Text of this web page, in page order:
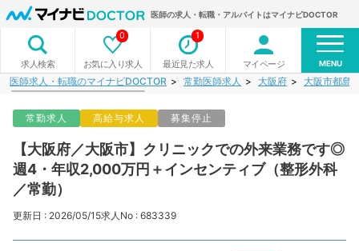
医師の求人・転職・アルバイトはマイナビDOCTOR
求人検索 お気に入り求人
0
最近見た求人
1
マイページ MENU
医師求人・転職のマイナビDOCTOR 常勤医師求人 大阪府 大阪市都島
常勤求人 高給与求人 募集停止
【大阪府／大阪市】クリニックでの外来業務です◎
週4・年収2,000万円＋インセンティブ（整形外科
／常勤）
更新日 : 2026/05/15求人No : 683339